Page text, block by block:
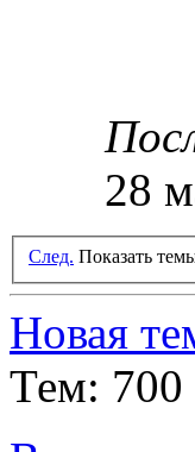
28
След. Показать
Новая
Тем: 700